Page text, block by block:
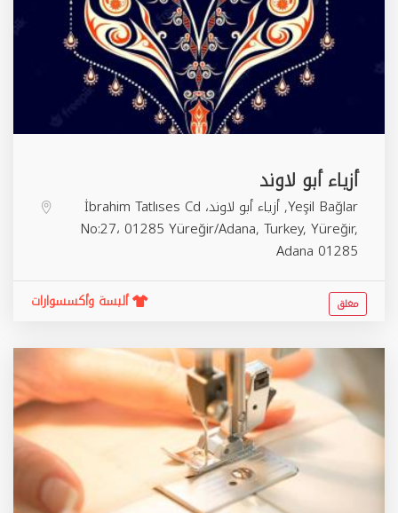
أزياء أبو لاوند
Yeşil Bağlar, أزياء أبو لاوند، İbrahim Tatlıses Cd
No:27، 01285 Yüreğir/Adana, Turkey, Yüreğir,
Adana 01285
ألبسة وأكسسوارات مغلق